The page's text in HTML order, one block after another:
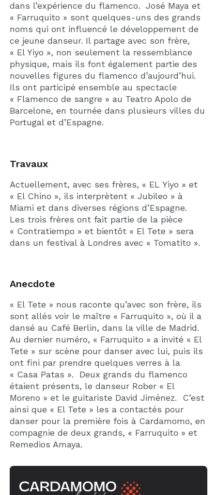
dans l’expérience du flamenco. José Maya et
« Farruquito » sont quelques-uns des grands
noms qui ont influencé le développement de
ce jeune danseur. Il partage avec son frère,
« El Yiyo », non seulement la ressemblance
physique, mais ils font également partie des
nouvelles figures du flamenco d’aujourd’hui.
Ils ont participé ensemble au spectacle
« Flamenco de sangre » au Teatro Apolo de
Barcelone, en tournée dans plusieurs villes du
Portugal et d’Espagne.
Travaux
Actuellement, avec ses frères, « EL Yiyo » et
« El Chino », ils interprètent « Jubileo » à
Miami et dans diverses régions d’Espagne.
Les trois frères ont fait partie de la pièce
« Contratiempo » et bientôt « El Tete » sera
dans un festival à Londres avec « Tomatito ».
Anecdote
« El Tete » nous raconte qu’avec son frère, ils
sont allés voir le maître « Farruquito », où il a
dansé au Café Berlin, dans la ville de Madrid.
Au dernier numéro, « Farruquito » a invité « El
Tete » sur scène pour danser avec lui, puis ils
ont fini par prendre quelques verres à la
« Casa Patas ». Deux grands du flamenco
étaient présents, le danseur Rober « El
Moreno » et le guitariste David Jiménez. C’est
ainsi que « El Tete » les a contactés pour
danser pour la première fois à Cardamomo, en
compagnie de deux grands, « Farruquito » et
Remedios Amaya.